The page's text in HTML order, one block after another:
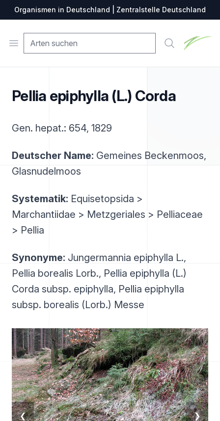
Organismen in Deutschland | Zentralstelle Deutschland
Open menu Suche
Pellia epiphylla (L.) Corda
Gen. hepat.: 654, 1829
Deutscher Name: Gemeines Beckenmoos,
Glasnudelmoos
Systematik: Equisetopsida >
Marchantiidae > Metzgeriales > Pelliaceae
> Pellia
Synonyme: Jungermannia epiphylla L.,
Pellia borealis Lorb., Pellia epiphylla (L.)
Corda subsp. epiphylla, Pellia epiphylla
subsp. borealis (Lorb.) Messe
❮ ❯